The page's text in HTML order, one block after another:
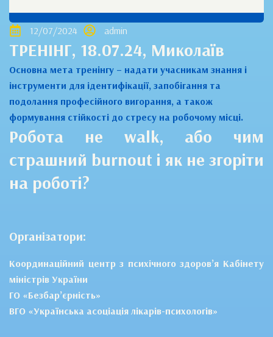
12/07/2024 admin
ТРЕНІНГ, 18.07.24, Миколаїв
Основна мета тренінгу – надати учасникам знання і
інструменти для ідентифікації, запобігання та
подолання професійного вигорання, а також
формування стійкості до стресу на робочому місці.
Робота не walk, або чим
страшний burnout і як не згоріти
на роботі?
Організатори:
Координаційний центр з психічного здоров’я Кабінету
міністрів України
ГО «Безбар’єрність»
ВГО «Українська асоціація лікарів-психологів»